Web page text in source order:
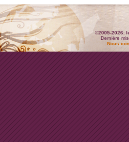
©2005-2026:
Dernière
Nous